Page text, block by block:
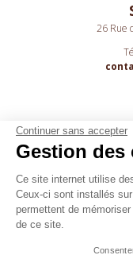
26 Rue
Continuer sans accepter
Gestion des
Ce site internet utilise
Ceux-ci sont installés
permettent de
de ce site.